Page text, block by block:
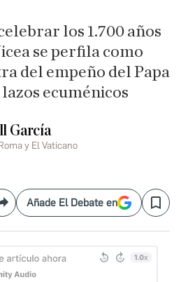
los 1.700 años
se perfila como
del empeño del Papa
ecuménicos
García
y El Vaticano
CompartirAñade El Debate en Save